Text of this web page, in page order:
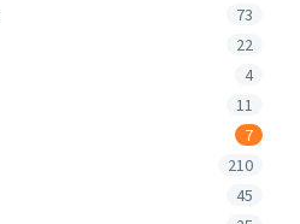
73
22
4
11
7
210
45